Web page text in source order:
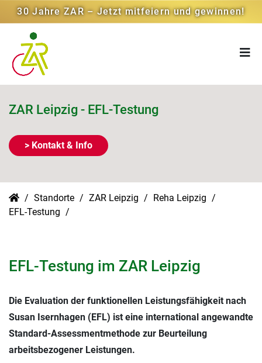
30 Jahre ZAR – Jetzt mitfeiern und gewinnen!
ZAR Leipzig - EFL-Testung
> Kontakt & Info
Standorte ZAR Leipzig
Reha Leipzig
EFL-Testung
EFL-Testung im ZAR Leipzig
Die Evaluation der funktionellen Leistungsfähigkeit nach
Susan Isernhagen (EFL) ist eine international angewandte
Standard-Assessmentmethode zur Beurteilung
arbeitsbezogener Leistungen.